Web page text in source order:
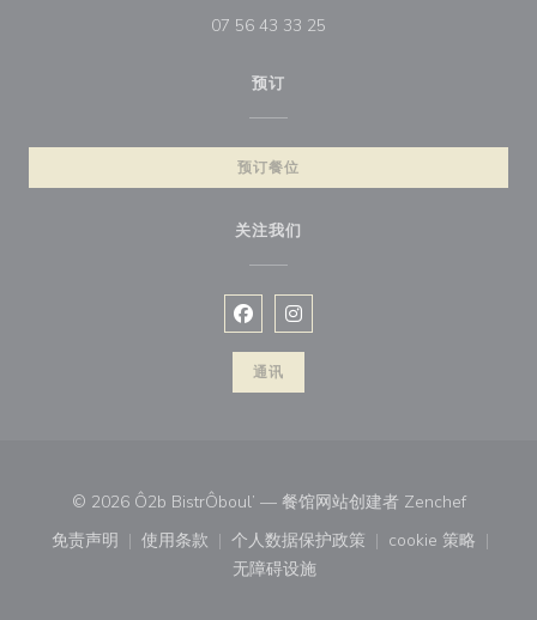
07 56 43 33 25
预订
预订餐位
关注我们
Facebook ((在新窗口中打开))
Instagram ((在新窗口中打开))
通讯
© 2026 Ô2b BistrÔboul’ — 餐馆网站创建者 Zenchef((在新窗
免责声明
((在新窗口中打开))
使用条款
((在新窗口中打开))
个人数据保护政策
((在新窗口中打开))
cookie 策略
((在新窗口
无障碍设施
((在新窗口中打开))